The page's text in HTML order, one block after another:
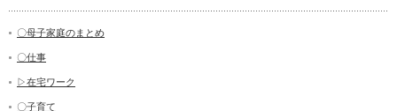
〇母子家庭のまとめ
〇仕事
▷在宅ワーク
〇子育て